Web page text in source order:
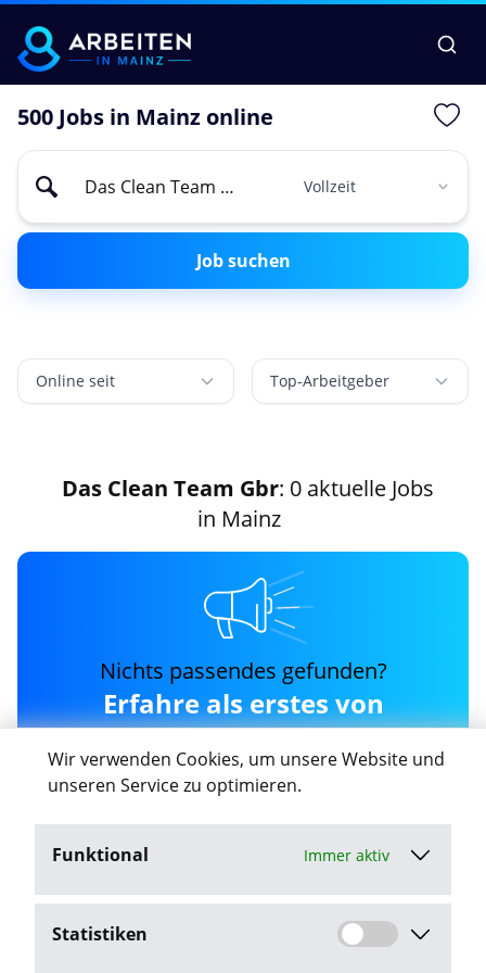
Wir verwenden Cookies, um unsere Website und
unseren Service zu optimieren.
Funktional Immer aktiv
Statistiken
500 Jobs in Mainz online
Job suchen
Online seit Top-Arbeitgeber
Das Clean Team Gbr: 0 aktuelle Jobs
in Mainz
Nichts passendes gefunden?
Erfahre als erstes von
neuen das-clean-team-
gbr Jobs in Mainz